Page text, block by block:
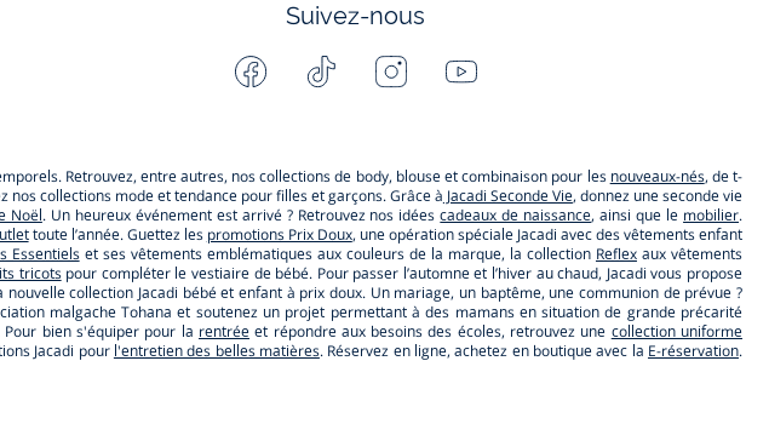
Suivez-nous
Facebook Tiktok InstagramYoutube
Retrouvez, entre autres, nos collections de body, blouse et combinaison pour les nouveaux-nés, de t-
nos collections mode et tendance pour filles et garçons. Grâce à Jacadi Seconde Vie, donnez une seconde vie
Noël. Un heureux événement est arrivé ? Retrouvez nos idéescadeaux de naissance, ainsi que le mobilier.
toute l’année. Guettez les promotions Prix Doux, une opération spéciale Jacadi avec des vêtements enfant
Essentielset ses vêtements emblématiques aux couleurs de la marque, la collection Reflexaux vêtements
tricotspour compléter le vestiaire de bébé. Pour passer l’automne et l’hiver au chaud, Jacadi vous propose
nouvelle collection Jacadi bébé et enfant à prix doux. Un mariage, un baptême, une communion de prévue ?
malgache Tohana et soutenez un projet permettant à des mamans en situation de grande précarité
bien s'équiper pour la rentréeet répondre aux besoins des écoles, retrouvez une collection uniforme
Jacadi pour l'entretien des belles matières. Réservez en ligne, achetez en boutique avec la E-réservation.